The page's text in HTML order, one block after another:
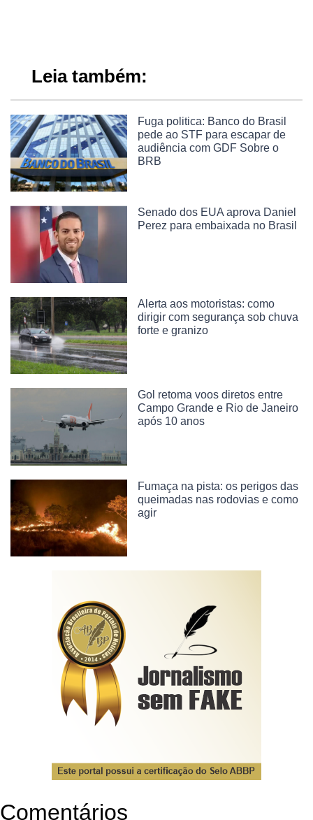
Leia também:
Fuga politica: Banco do Brasil
pede ao STF para escapar de
audiência com GDF Sobre o
BRB
Senado dos EUA aprova Daniel
Perez para embaixada no Brasil
Alerta aos motoristas: como
dirigir com segurança sob chuva
forte e granizo
Gol retoma voos diretos entre
Campo Grande e Rio de Janeiro
após 10 anos
Fumaça na pista: os perigos das
queimadas nas rodovias e como
agir
Comentários